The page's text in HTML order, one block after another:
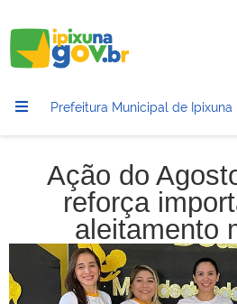
Prefeitura Municipal de Ipixuna
Ação do
reforça
aleitamento